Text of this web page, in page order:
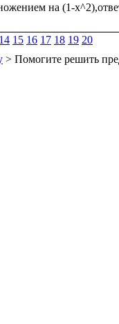
14 15 16 17 18 19 20
> Помогите решить